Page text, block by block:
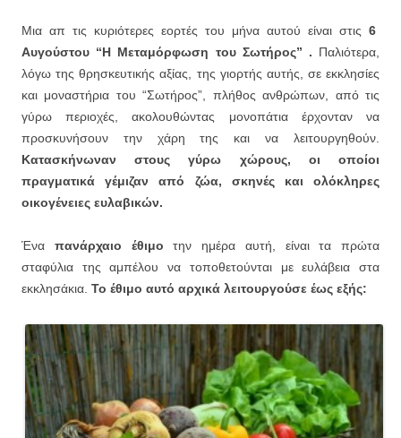
Μια απ τις κυριότερες εορτές του μήνα αυτού είναι στις 6
Αυγούστου “Η Μεταμόρφωση του Σωτήρος” . Παλιότερα,
λόγω της θρησκευτικής αξίας, της γιορτής αυτής, σε εκκλησίες
και μοναστήρια του “Σωτήρος”, πλήθος ανθρώπων, από τις
γύρω περιοχές, ακολουθώντας μονοπάτια έρχονταν να
προσκυνήσουν την χάρη της και να λειτουργηθούν.
Κατασκήνωναν στους γύρω χώρους, οι οποίοι
πραγματικά γέμιζαν από ζώα, σκηνές και ολόκληρες
οικογένειες ευλαβικών.
Ένα πανάρχαιο έθιμο την ημέρα αυτή, είναι τα πρώτα
σταφύλια της αμπέλου να τοποθετούνται με ευλάβεια στα
εκκλησάκια. Το έθιμο αυτό αρχικά λειτουργούσε έως εξής: